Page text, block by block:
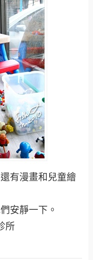
有漫畫和兒童繪
安靜一下。
所